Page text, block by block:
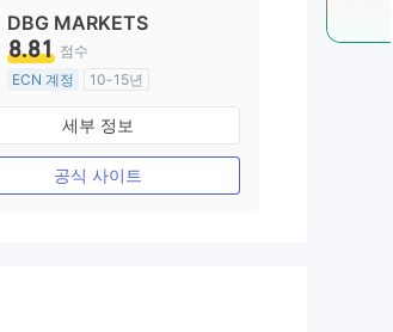
DBG MARKETS
8.81 점수
ECN 계정
10-15년
호주 규제
외환 거래 라이선스 (MM)
마스터 레이블 MT4
세부 정보
공식 사이트